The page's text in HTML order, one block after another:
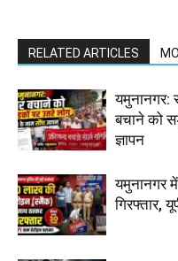
RELATED ARTICLES
यमुनानगर:
बचाने को
ज्ञापन
यमुनानगर
गिरफ्तार,